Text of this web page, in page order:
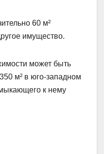
60 м²
имущество.
может быть
м² в юго-западном
к нему